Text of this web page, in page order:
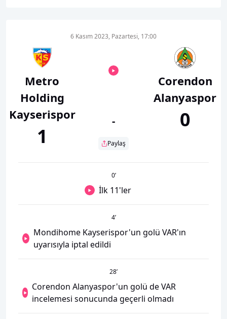
Metro
Holding
Kayserispor
1
6 Kasım 2023, Pazartesi, 17:00
-
Paylaş
Corendon
Alanyaspor
0
0’
İlk 11'ler
4’
Mondihome Kayserispor'un golü VAR'ın
uyarısıyla iptal edildi
28’
Corendon Alanyaspor'un golü de VAR
incelemesi sonucunda geçerli olmadı